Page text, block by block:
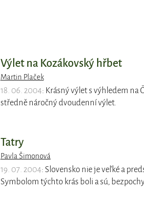
Výlet na Kozákovský hřbet
Martin Plaček
18. 06. 2004: Krásný výlet s výhledem na
středně náročný dvoudenní výlet.
Tatry
Pavla Šimonová
19. 07. 2004: Slovensko nie je veľké a
Symbolom týchto krás boli a sú,